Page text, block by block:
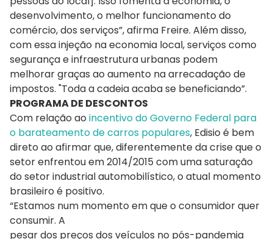
desenvolvimento, o melhor funcionamento do
comércio, dos serviços”, afirma Freire. Além disso,
com essa injeção na economia local, serviços como
segurança e infraestrutura urbanas podem
melhorar graças ao aumento na arrecadação de
impostos. "Toda a cadeia acaba se beneficiando”.
PROGRAMA DE DESCONTOS
Com relação ao incentivo do Governo Federal para
o barateamento de carros populares, Edisio é bem
direto ao afirmar que, diferentemente da crise que o
setor enfrentou em 2014/2015 com uma saturação
do setor industrial automobilístico, o atual momento
brasileiro é positivo.
“Estamos num momento em que o consumidor quer
consumir. A
pesar dos preços dos veículos no pós-pandemia